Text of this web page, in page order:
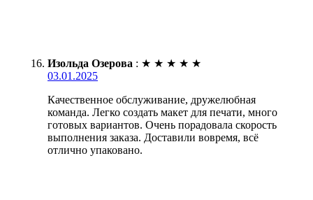
Изольда Озерова : ★ ★ ★ ★ ★
03.01.2025
Качественное обслуживание, дружелюбная
команда. Легко создать макет для печати, много
готовых вариантов. Очень порадовала скорость
выполнения заказа. Доставили вовремя, всё
отлично упаковано.